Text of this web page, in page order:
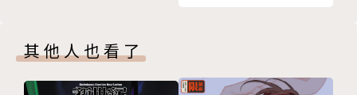
其他人也看了